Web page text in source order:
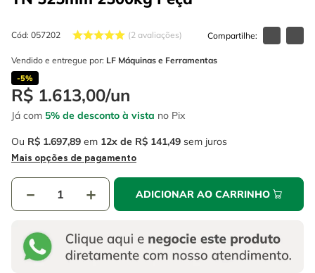
Cód: 057202 2 avaliações
Vendido e entregue por: LF Máquinas e Ferramentas
-5%
R$ 1.613,00/un
Já com 5% de desconto à vista no Pix
Ou R$ 1.697,89 em 12 R$ 141,49 sem juros
Mais opções de pagamento
＋
－ ADICIONAR AO CARRINHO
6 º fio
7º serra copo
8º chave impacto
9 cabo flexivel
10º disco corte
escada
º serra circular
º fio
º serra copo
º chave impacto
º cabo flexivel